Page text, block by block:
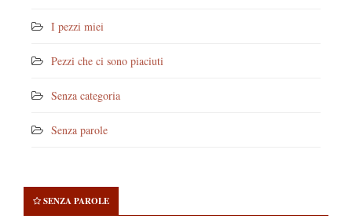
I pezzi miei
Pezzi che ci sono piaciuti
Senza categoria
Senza parole
SENZA PAROLE